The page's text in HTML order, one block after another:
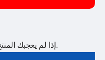
إذا لم يعجبك المنتج، فلا تقلق، لديك 30 يومًا لإرجاعه.